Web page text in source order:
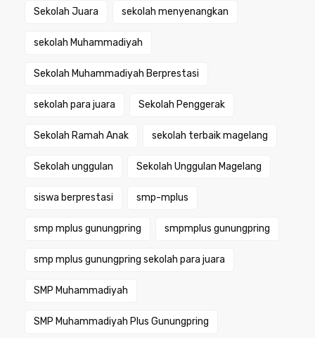
Sekolah Juara sekolah menyenangkan
sekolah Muhammadiyah
Sekolah Muhammadiyah Berprestasi
sekolah para juara Sekolah Penggerak
Sekolah Ramah Anak sekolah terbaik magelang
Sekolah unggulan Sekolah Unggulan Magelang
siswa berprestasi smp-mplus
smp mplus gunungpring smpmplus gunungpring
smp mplus gunungpring sekolah para juara
SMP Muhammadiyah
SMP Muhammadiyah Plus Gunungpring